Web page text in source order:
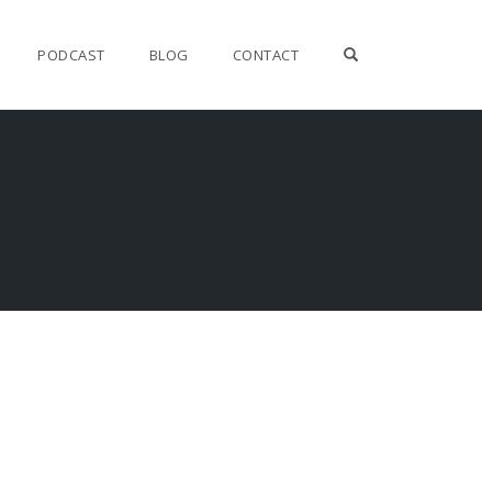
PODCAST BLOG CONTACT